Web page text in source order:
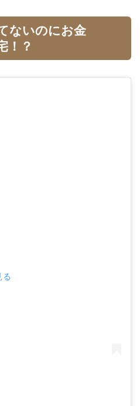
ないのにお金
！？